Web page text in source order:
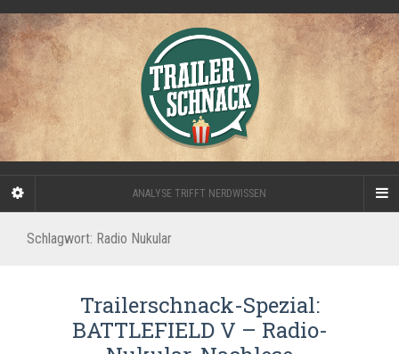
ANALYSE TRIFFT NERDWISSEN
Schlagwort: Radio Nukular
Trailerschnack-Spezial:
BATTLEFIELD V – Radio-